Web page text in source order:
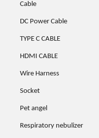
Cable
DC Power Cable
TYPE C CABLE
HDMI CABLE
Wire Harness
Socket
Pet angel
Respiratory nebulizer